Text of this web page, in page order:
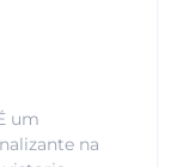
um
na